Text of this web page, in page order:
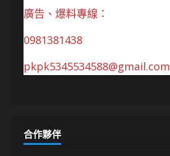
廣告、爆料專線：
0981381438
pkpk5345534588@gmail.com
合作夥伴